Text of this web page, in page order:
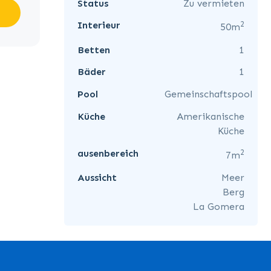
Status
Zu vermieten
Interieur
50m2
Betten
1
Bäder
1
Pool
Gemeinschaftspool
Küche
Amerikanische
Küche
ausenbereich
7m2
Aussicht
Meer
Berg
La Gomera